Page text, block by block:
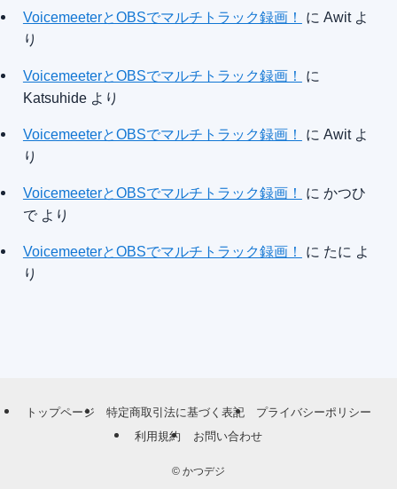
VoicemeeterとOBSでマルチトラック録画！ に Awitよ
り
VoicemeeterとOBSでマルチトラック録画！
に
Katsuhideより
VoicemeeterとOBSでマルチトラック録画！ に Awitよ
り
VoicemeeterとOBSでマルチトラック録画！ に かつひ
でより
VoicemeeterとOBSでマルチトラック録画！ に たに よ
り
トップページ 特定商取引法に基づく表記
プライバシーポリシー
利用規約
お問い合わせ
© かつデジ